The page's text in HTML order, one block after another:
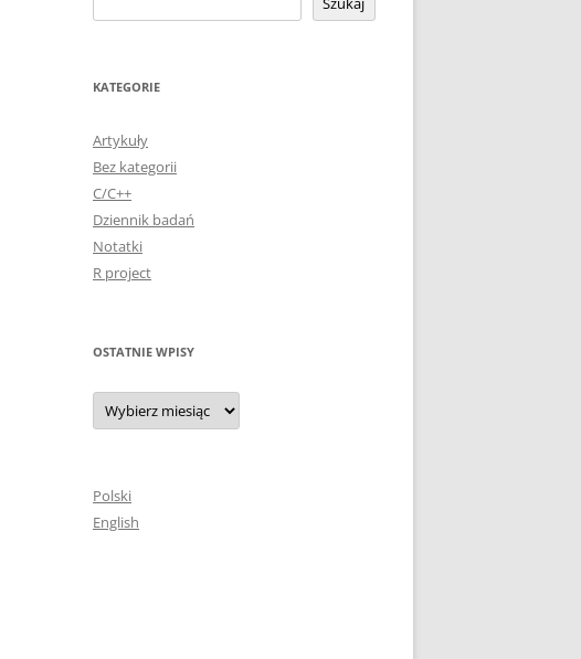
KATEGORIE
Artykuły
Bez kategorii
C/C++
Dziennik badań
Notatki
R project
OSTATNIE WPISY
Ostatnie
wpisy
Polski
English